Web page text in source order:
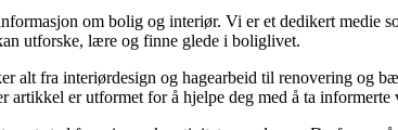
om bolig og interiør. Vi er et dedikert medie
utforske, lære og finne glede i boliglivet.
alt fra interiørdesign og hagearbeid til renovering og
artikkel er utformet for å hjelpe deg med å ta